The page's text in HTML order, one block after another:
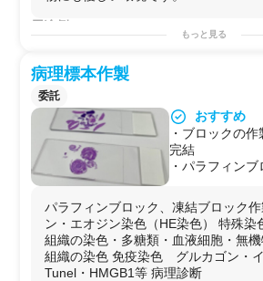
用途例
もっと見る
病理標本作製
委託
おすすめ
・ブロックの
完結
・パラフィン
も実施可能です
パラフィンブロック、凍結ブロック
ン・エオジン染色（HE染色） 特殊
組織の染色・多糖類・血液細胞・無
組織の染色 免疫染色 グルカゴン・イ
Tunel・HMGB1等 病理診断